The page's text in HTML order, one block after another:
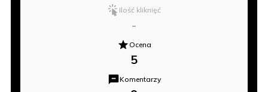
Ilość kliknięć
-
Ocena
5
Komentarzy